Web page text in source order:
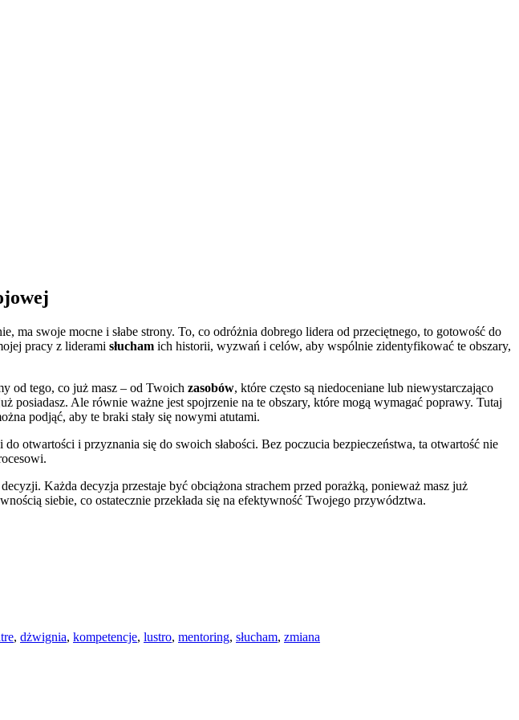
swoje mocne i słabe strony. To, co odróżnia dobrego lidera od przeciętnego, to gotowość do
pracy z liderami słucham ich historii, wyzwań i celów, aby wspólnie zidentyfikować te obszary,
od tego, co już masz – od Twoich zasobów, które często są niedoceniane lub niewystarczająco
Ale równie ważne jest spojrzenie na te obszary, które mogą wymagać poprawy. Tutaj
podjąć, aby te braki stały się nowymi atutami.
otwartości i przyznania się do swoich słabości. Bez poczucia bezpieczeństwa, ta otwartość nie
Każda decyzja przestaje być obciążona strachem przed porażką, ponieważ masz już
siebie, co ostatecznie przekłada się na efektywność Twojego przywództwa.
, dżwignia, kompetencje, lustro, mentoring, słucham, zmiana